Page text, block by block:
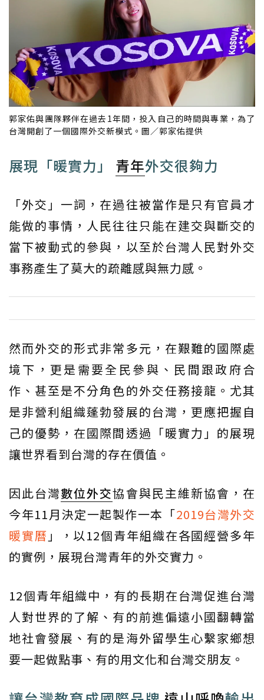
郭家佑與團隊夥伴在過去1年間，投入自己的時間與專業，為了
台灣開創了一個國際外交新模式。圖／郭家佑提供
展現「暖實力」 青年外交很夠力
「外交」一詞，在過往被當作是只有官員才
能做的事情，人民往往只能在建交與斷交的
當下被動式的參與，以至於台灣人民對外交
事務產生了莫大的疏離感與無力感。
然而外交的形式非常多元，在艱難的國際處
境下，更是需要全民參與、民間跟政府合
作、甚至是不分角色的外交任務接龍。尤其
是非營利組織蓬勃發展的台灣，更應把握自
己的優勢，在國際間透過「暖實力」的展現
讓世界看到台灣的存在價值。
因此台灣數位外交協會與民主維新協會，在
今年11月決定一起製作一本「2019台灣外交
暖實曆 」，以12個青年組織在各國經營多年
的實例，展現台灣青年的外交實力。
12個青年組織中，有的長期在台灣促進台灣
人對世界的了解、有的前進偏遠小國翻轉當
地社會發展、有的是海外留學生心繫家鄉想
要一起做點事、有的用文化和台灣交朋友。